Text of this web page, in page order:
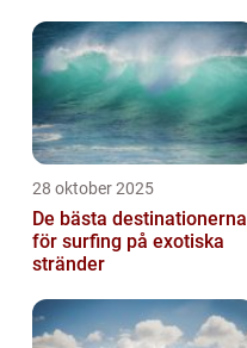
28 oktober 2025
De bästa destinationerna
för surfing på exotiska
stränder